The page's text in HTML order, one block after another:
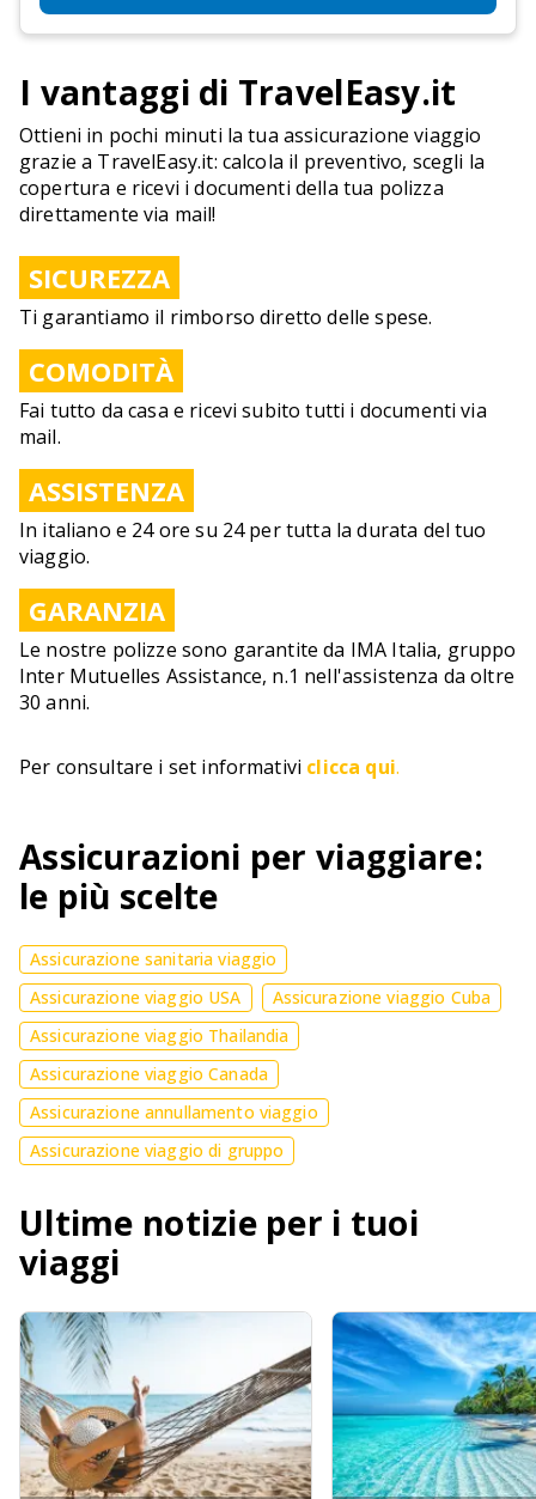
I vantaggi di TravelEasy.it
Ottieni in pochi minuti la tua assicurazione viaggio
grazie a TravelEasy.it: calcola il preventivo, scegli la
copertura e ricevi i documenti della tua polizza
direttamente via mail!
SICUREZZA
Ti garantiamo il rimborso diretto delle spese.
COMODITÀ
Fai tutto da casa e ricevi subito tutti i documenti via
mail.
ASSISTENZA
In italiano e 24 ore su 24 per tutta la durata del tuo
viaggio.
GARANZIA
Le nostre polizze sono garantite da IMA Italia, gruppo
Inter Mutuelles Assistance, n.1 nell'assistenza da oltre
30 anni.
Per consultare i set informativi clicca qui.
Assicurazioni per viaggiare:
le più scelte
Assicurazione sanitaria viaggio
Assicurazione viaggio USA
Assicurazione viaggio Cuba
Assicurazione viaggio Thailandia
Assicurazione viaggio Canada
Assicurazione annullamento viaggio
Assicurazione viaggio di gruppo
Ultime notizie per i tuoi
viaggi